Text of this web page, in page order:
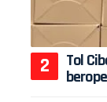
Tol